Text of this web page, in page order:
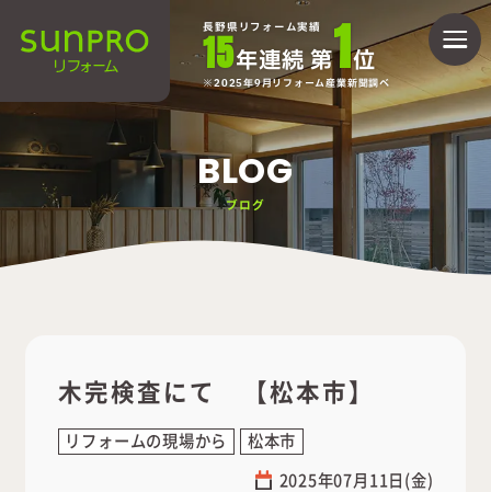
長野県リフォーム実績
15年連続 第1位
2025年9月リフォーム産業新聞調べ
BLOG
ブログ
木完検査にて 【松本市】
リフォームの現場から
松本市
2025年07月11日(金)